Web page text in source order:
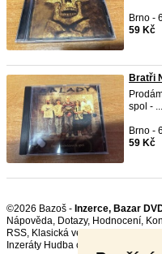
Brno -
59 Kč
Bratři
spol - ...
Brno -
59 Kč
©2026 Bazoš - Inzerce, Bazar
Nápověda, Dotazy, Hodnocení,
RSS,
Inzeráty Hudba celkem: